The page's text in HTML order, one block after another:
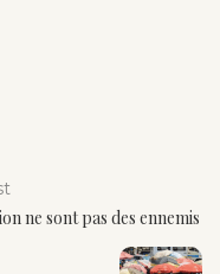
ne sont pas des ennemis